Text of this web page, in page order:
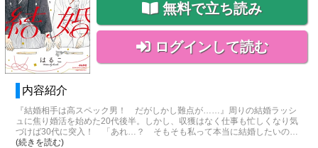
無料で立ち読み
ログインして読む
内容紹介
『結婚相手は高スペック男！ だがしかし難点が……』周りの結婚ラッシ
ュに焦り婚活を始めた20代後半。しかし、収獲はなく仕事も忙しくなり気
づけば30代に突入！ 「あれ…？ そもそも私って本当に結婚したいの
(続きを読む)